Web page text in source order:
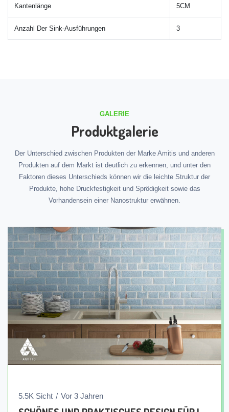
Kantenlänge 5CM
Anzahl Der Sink-Ausführungen 3
GALERIE
Produktgalerie
Der Unterschied zwischen Produkten der Marke Amitis und anderen
Produkten auf dem Markt ist deutlich zu erkennen, und unter den
Faktoren dieses Unterschieds können wir die leichte Struktur der
Produkte, hohe Druckfestigkeit und Sprödigkeit sowie das
Vorhandensein einer Nanostruktur erwähnen.
5.5K Sicht Vor 3 Jahren